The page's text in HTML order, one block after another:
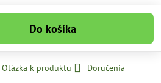
Do košíka
Otázka k produktu
Doručenia